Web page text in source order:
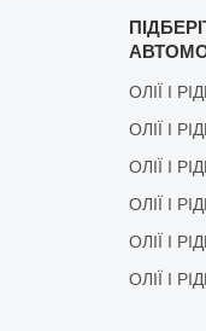
ОЛІЇ І
ОЛІЇ І
ОЛІЇ І
ОЛІЇ І
ОЛІЇ І
ОЛІЇ І